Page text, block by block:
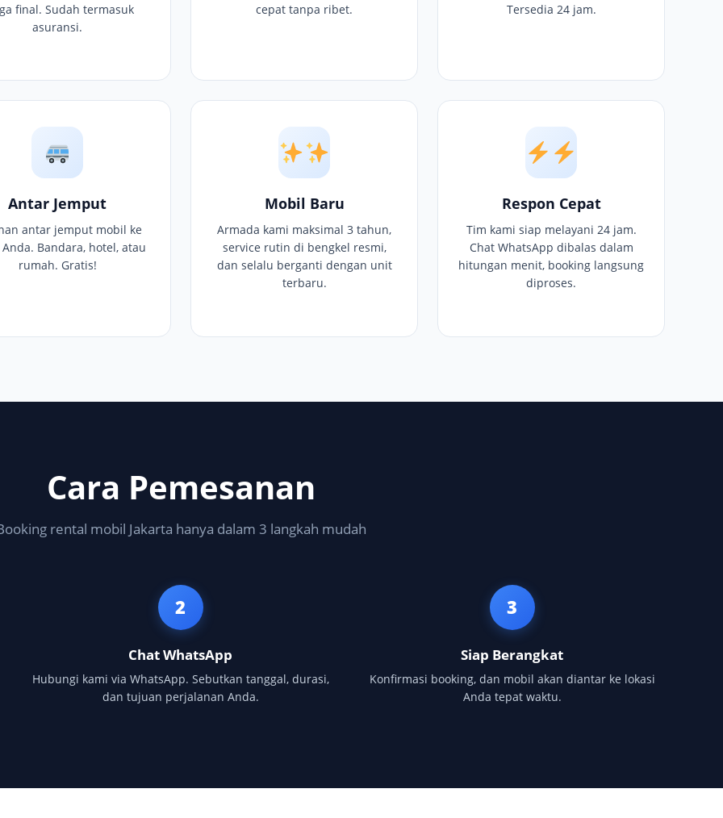
final. Sudah termasuk
asuransi.
cepat tanpa ribet.
Tersedia 24 jam.
Antar Jemput
antar jemput mobil ke
Anda. Bandara, hotel, atau
rumah. Gratis!
Mobil Baru
Armada kami maksimal 3 tahun,
service rutin di bengkel resmi,
dan selalu berganti dengan unit
terbaru.
Respon Cepat
Tim kami siap melayani 24 jam.
Chat WhatsApp dibalas dalam
hitungan menit, booking langsung
diproses.
Cara Pemesanan
rental mobil Jakarta hanya dalam 3 langkah mudah
2
Chat WhatsApp
Hubungi kami via WhatsApp. Sebutkan tanggal, durasi,
dan tujuan perjalanan Anda.
3
Siap Berangkat
Konfirmasi booking, dan mobil akan diantar ke lokasi
Anda tepat waktu.